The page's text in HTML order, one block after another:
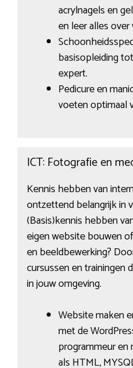
acrylnagels en
en leer alles
basisopleiding
expert.
Pedicure en
voeten optimaal
ICT: Fotografie en
Kennis hebben van
ontzettend belangrijk in
(Basis)kennis hebben
eigen website bouwen
en beeldbewerking?
cursussen en trainingen
in jouw omgeving.
Website maken
met de
programmeur
als HTML,